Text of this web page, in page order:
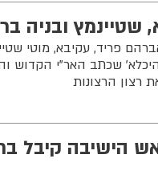
ובניה
פריד, עקיבא, מוטי
שכתב האר"י הקדוש
רצון הרצונות
הישיבה קיבל